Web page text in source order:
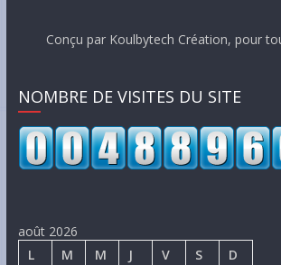
par Koulbytech Création, pour tout
NOMBRE DE VISITES DU SITE
août 2026
L
M M J V S D